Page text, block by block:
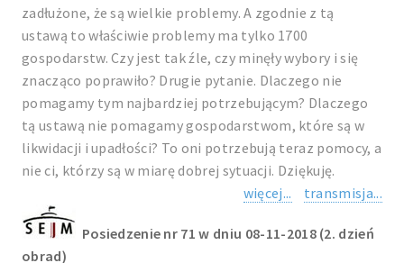
zadłużone, że są wielkie problemy. A zgodnie z tą
ustawą to właściwie problemy ma tylko 1700
gospodarstw. Czy jest tak źle, czy minęły wybory i się
znacząco poprawiło? Drugie pytanie. Dlaczego nie
pomagamy tym najbardziej potrzebującym? Dlaczego
tą ustawą nie pomagamy gospodarstwom, które są w
likwidacji i upadłości? To oni potrzebują teraz pomocy, a
nie ci, którzy są w miarę dobrej sytuacji. Dziękuję.
więcej...
transmisja...
Posiedzenie nr 71 w dniu 08-11-2018 (2. dzień
obrad)